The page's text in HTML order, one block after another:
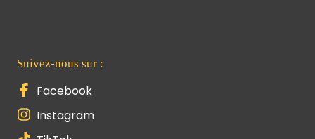
Suivez-nous sur :
Facebook
Instagram